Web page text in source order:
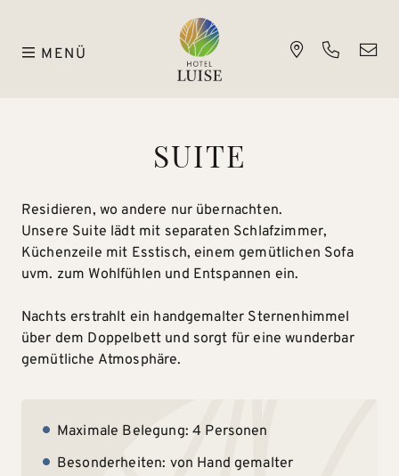
MENÜ
SUITE
Residieren, wo andere nur übernachten.
Unsere Suite lädt mit separaten Schlafzimmer,
Küchenzeile mit Esstisch, einem gemütlichen Sofa
uvm. zum Wohlfühlen und Entspannen ein.
Nachts erstrahlt ein handgemalter Sternenhimmel
über dem Doppelbett und sorgt für eine wunderbar
gemütliche Atmosphäre.
Maximale Belegung: 4 Personen
Besonderheiten: von Hand gemalter